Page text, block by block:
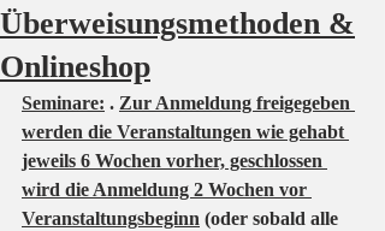
Überweisungsmethoden &
Onlineshop
Seminare: . Zur Anmeldung freigegeben
werden die Veranstaltungen wie gehabt
jeweils 6 Wochen vorher, geschlossen
wird die Anmeldung 2 Wochen vor
Veranstaltungsbeginn (oder sobald alle